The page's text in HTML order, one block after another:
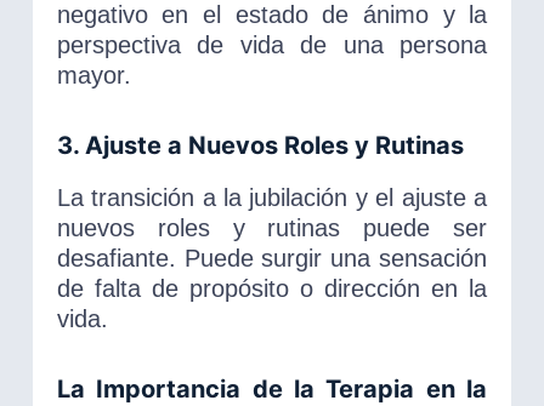
negativo en el estado de ánimo y la
perspectiva de vida de una persona
mayor.
3. Ajuste a Nuevos Roles y Rutinas
La transición a la jubilación y el ajuste a
nuevos roles y rutinas puede ser
desafiante. Puede surgir una sensación
de falta de propósito o dirección en la
vida.
La Importancia de la Terapia en la